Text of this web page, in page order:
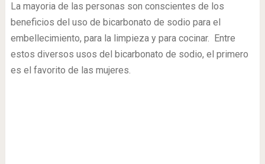
La mayoria de las personas son conscientes de los
beneficios del uso de bicarbonato de sodio para el
embellecimiento, para la limpieza y para cocinar. Entre
estos diversos usos del bicarbonato de sodio, el primero
es el favorito de las mujeres.